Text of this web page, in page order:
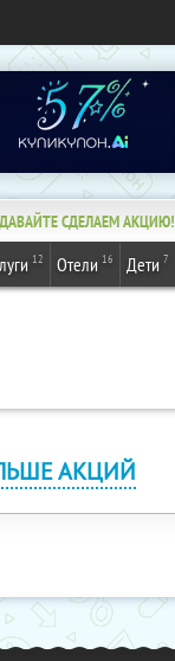
ДАВАЙТЕ СДЕЛАЕМ АКЦИЮ!
12 Отели 16 Дети 7
АКЦИЙ